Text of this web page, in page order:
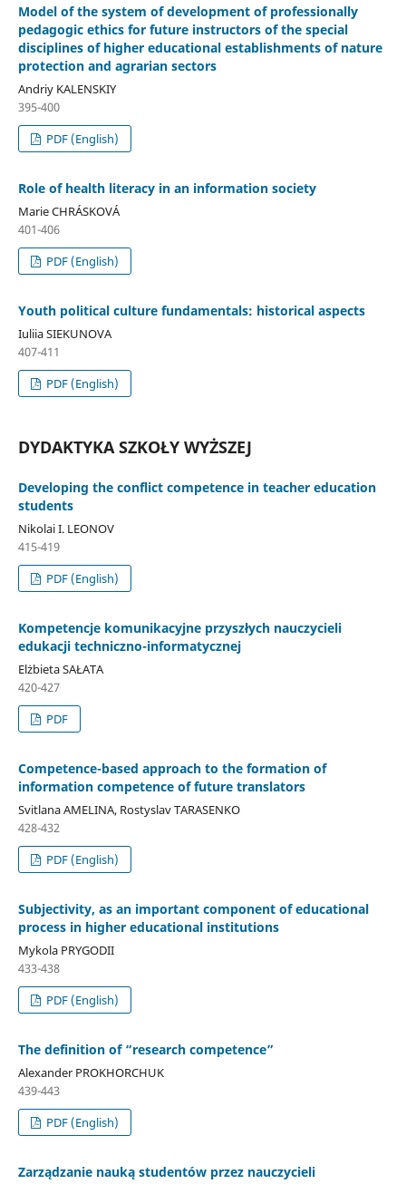
Model of the system of development of professionally
pedagogic ethics for future instructors of the special
disciplines of higher educational establishments of nature
protection and agrarian sectors
Andriy KALENSKIY
395-400
PDF (English)
Role of health literacy in an information society
Marie CHRÁSKOVÁ
401-406
PDF (English)
Youth political culture fundamentals: historical aspects
Iuliia SIEKUNOVA
407-411
PDF (English)
DYDAKTYKA SZKOŁY WYŻSZEJ
Developing the conflict competence in teacher education
students
Nikolai I. LEONOV
415-419
PDF (English)
Kompetencje komunikacyjne przyszłych nauczycieli
edukacji techniczno-informatycznej
Elżbieta SAŁATA
420-427
PDF
Competence-based approach to the formation of
information competence of future translators
Svitlana AMELINA, Rostyslav TARASENKO
428-432
PDF (English)
Subjectivity, as an important component of educational
process in higher educational institutions
Mykola PRYGODII
433-438
PDF (English)
The definition of “research competence”
Alexander PROKHORCHUK
439-443
PDF (English)
Zarządzanie nauką studentów przez nauczycieli